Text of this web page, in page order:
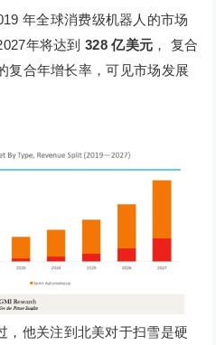
年全球消费级机器人的市场
年将达到 328 亿美元 ， 复合
复合年增长率，可见市场发展
，他关注到北美对于扫雪是硬